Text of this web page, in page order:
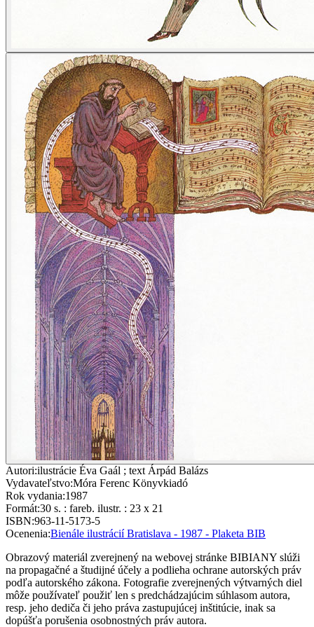
Autori:ilustrácie Éva Gaál ; text Árpád Balázs
Vydavateľstvo:Móra Ferenc Könyvkiadó
Rok vydania:1987
Formát:30 s. : fareb. ilustr. : 23 x 21
ISBN:963-11-5173-5
Ocenenia:Bienále ilustrácií Bratislava - 1987 - Plaketa BIB
Obrazový materiál zverejnený na webovej stránke BIBIANY slúži
na propagačné a študijné účely a podlieha ochrane autorských práv
podľa autorského zákona. Fotografie zverejnených výtvarných diel
môže používateľ použiť len s predchádzajúcim súhlasom autora,
resp. jeho dediča či jeho práva zastupujúcej inštitúcie, inak sa
dopúšťa porušenia osobnostných práv autora.